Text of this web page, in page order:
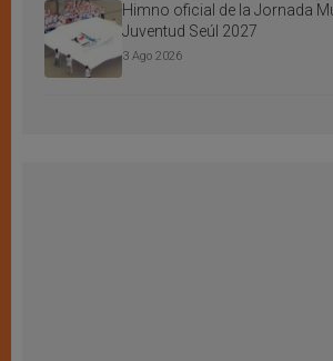
Himno oficial de la Jornada
Juventud Seúl 2027
3 Ago 2026